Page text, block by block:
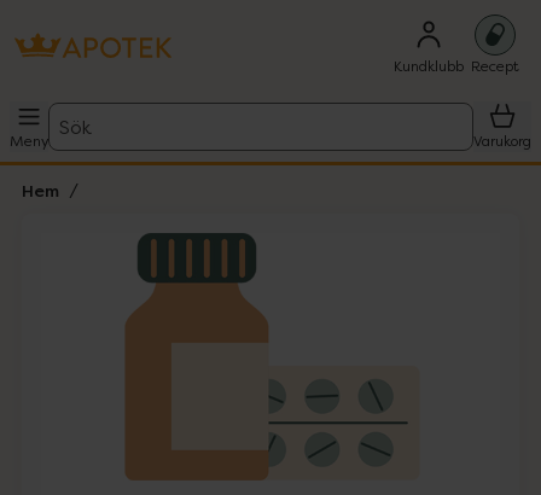
Kundklubb Recept
Meny
Sök
Varukorg
Hem
Lista: . Innehåller 1 objekt.